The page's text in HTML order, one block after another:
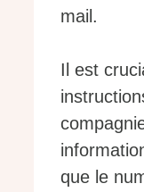
mail.
Il est
que le